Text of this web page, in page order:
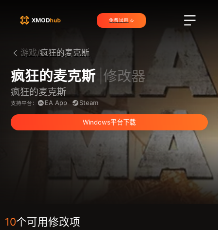
免费试用
游戏/疯狂的麦克斯
疯狂的麦克斯 |修改器
疯狂的麦克斯
支持平台： EA App Steam
Windows平台下载
10个可用修改项